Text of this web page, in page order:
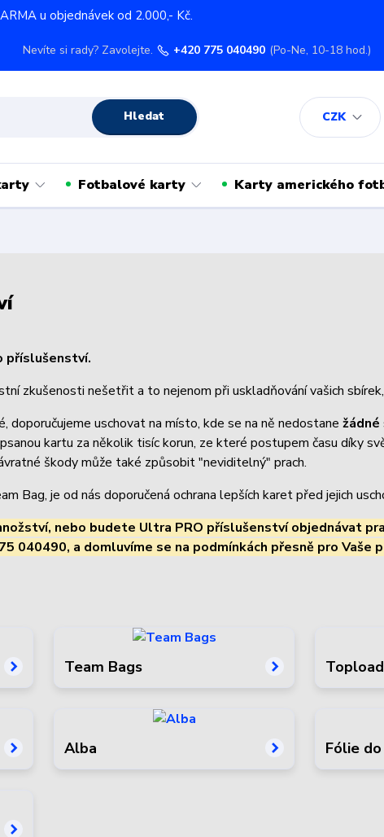
u objednávek od 2.000,- Kč.
CZK
Hledat
Nevíte si rady? Zavolejte. +420 775 040490 (Po-Ne, 10-18 hod.)
Fotbalové karty Karty amerického
příslušenství.
zkušenosti nešetřit a to nejenom při uskladňování vašich
doporučujeme uschovat na místo, kde se na ně nedostanežádné
kartu za několik tisíc korun, ze které postupem času díky
škody může také způsobit "neviditelný" prach.
Bag, je od nás doporučená ochrana lepších karet před jejich
nebo budete Ultra PRO příslušenství objednávat
040490, a domluvíme se na podmínkách přesně pro Vaše
Team Bags
Alba Fólie